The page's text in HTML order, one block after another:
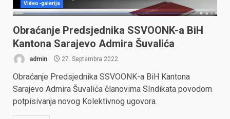
Video-galerija
Obraćanje Predsjednika SSVOONK-a BiH
Kantona Sarajevo Admira Šuvalića
admin 27. Septembra 2022.
Obraćanje Predsjednika SSVOONK-a BiH Kantona
Sarajevo Admira Šuvalića članovima SIndikata povodom
potpisivanja novog Kolektivnog ugovora.